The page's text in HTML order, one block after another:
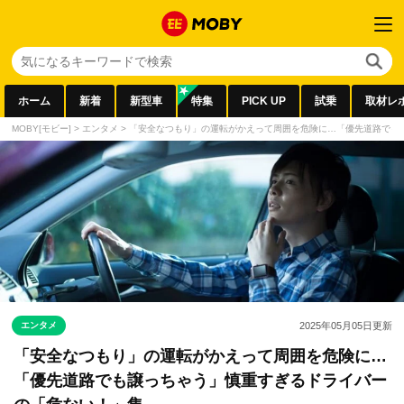
ホーム 新着 新型車 特集 PICK UP 試乗 取材レ
MOBY[モビー] > エンタメ > 「安全なつもり」の運転がかえって周囲を危険に…「優先道路で
エンタメ 2025年05月05日更新
「安全なつもり」の運転がかえって周囲を危険に…
「優先道路でも譲っちゃう」慎重すぎるドライバー